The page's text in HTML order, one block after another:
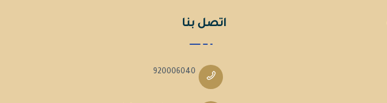
اتصل بنا
920006040